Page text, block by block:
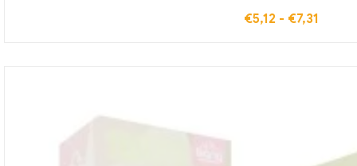
€5,12 - €7,31